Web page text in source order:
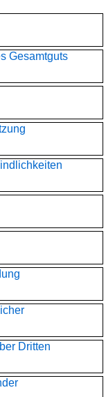
Gesamtguts
Dritten